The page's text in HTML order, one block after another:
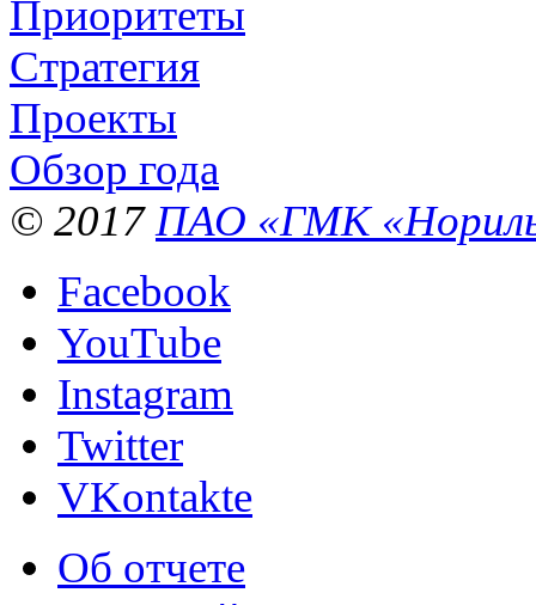
Приоритеты
Стратегия
Проекты
Обзор года
© 2017 ПАО «ГМК
Facebook
YouTube
Instagram
Twitter
VKontakte
Об отчете